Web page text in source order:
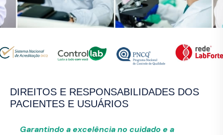
DIREITOS E RESPONSABILIDADES DOS
PACIENTES E USUÁRIOS
Garantindo a excelência no cuidado e a